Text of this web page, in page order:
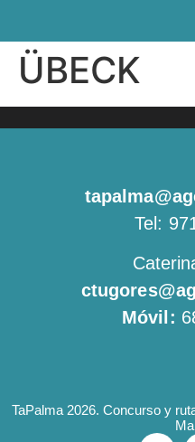
ÜBECK
TaPalma 2026. Concurso y
Tel:
Móvil: